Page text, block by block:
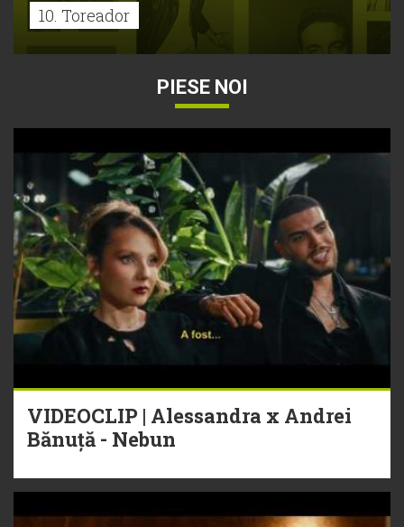
10. Toreador
PIESE NOI
VIDEOCLIP | Alessandra x Andrei
Bănuță - Nebun